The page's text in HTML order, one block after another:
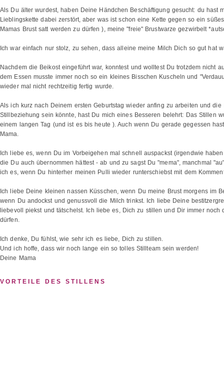
Als Du älter wurdest, haben Deine Händchen Beschäftigung gesucht: du hast
Lieblingskette dabei zerstört, aber was ist schon eine Kette gegen so ein
Mamas Brust satt werden zu dürfen ), meine "freie" Brustwarze gezwirbelt
Ich war einfach nur stolz, zu sehen, dass alleine meine Milch Dich so gut hat
Nachdem die Beikost eingeführt war, konntest und wolltest Du trotzdem nicht
dem Essen musste immer noch so ein kleines Bisschen Kuscheln und
wieder mal nicht rechtzeitig fertig wurde.
Als ich kurz nach Deinem ersten Geburtstag wieder anfing zu arbeiten und
Stillbeziehung sein könnte, hast Du mich eines Besseren belehrt: Das Stillen
einem langen Tag (und ist es bis heute ). Auch wenn Du gerade gegessen
Mama.
Ich liebe es, wenn Du im Vorbeigehen mal schnell auspackst (irgendwie
die Du auch übernommen hättest - ab und zu sagst Du "mema", manchmal
ich es, wenn Du hinterher meinen Pulli wieder runterschiebst mit dem
Ich liebe Deine kleinen nassen Küsschen, wenn Du meine Brust morgens im
wenn Du andockst und genussvoll die Milch trinkst. Ich liebe Deine
liebevoll piekst und tätschelst. Ich liebe es, Dich zu stillen und Dir immer
dürfen.
Ich denke, Du fühlst, wie sehr ich es liebe, Dich zu stillen.
Und ich hoffe, dass wir noch lange ein so tolles Stillteam sein werden!
Deine Mama
VORTEILE DES STILLENS